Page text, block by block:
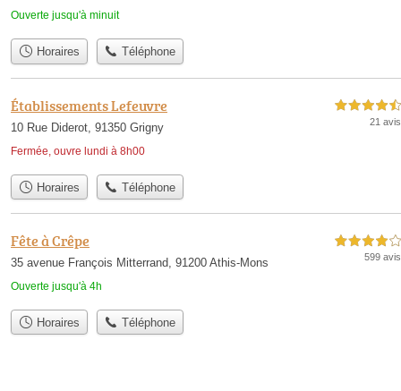
Ouverte jusqu'à minuit
Horaires Téléphone
Établissements Lefeuvre
10 Rue Diderot, 91350 Grigny
Fermée, ouvre lundi à 8h00
4,5 étoiles sur 5
21 avis
Horaires Téléphone
Fête à Crêpe
35 avenue François Mitterrand, 91200 Athis-Mons
Ouverte jusqu'à 4h
4,0 étoiles sur 5
599 avis
Horaires Téléphone